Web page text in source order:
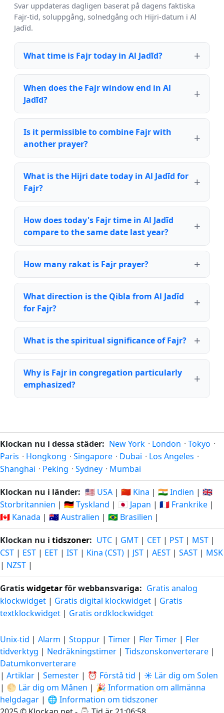
Svar uppdateras dagligen baserat på dagens faktiska
Fajr-tid, soluppgång, solnedgång och Hijri-datum i Al
Jadīd.
What time is Fajr today in Al Jadīd?
When does the Fajr window end in Al
Jadīd?
Is it permissible to combine Fajr with
another prayer?
What is the Hijri date today in Al Jadīd for
Fajr?
How does today's Fajr time in Al Jadīd
compare to the same date last year?
How many rakat is Fajr prayer?
What direction is the Qibla from Al Jadīd
for Fajr?
What is the spiritual significance of Fajr?
Why is Fajr in congregation particularly
emphasized?
Klockan nu i dessa städer: New York · London · Tokyo ·
Paris · Hongkong · Singapore · Dubai · Los Angeles ·
Shanghai · Peking · Sydney · Mumbai
Klockan nu i länder: 🇺🇸 USA | 🇨🇳 Kina | 🇮🇳 Indien | 🇬🇧
Storbritannien | 🇩🇪 Tyskland | 🇯🇵 Japan | 🇫🇷 Frankrike |
🇨🇦 Kanada | 🇦🇺 Australien | 🇧🇷 Brasilien |
Klockan nu i tidszoner: UTC | GMT | CET | PST | MST |
CST | EST | EET | IST | Kina (CST) | JST | AEST | SAST | MSK
| NZST |
Gratiswidgetarför webbansvariga: Gratis analog
klockwidget | Gratis digital klockwidget | Gratis
textklockwidget | Gratis ordklockwidget
Unix-tid | Alarm | Stoppur | Timer | Fler Timer | Fler
tidverktyg | Nedräkningstimer | Tidszonskonverterare |
Datumkonverterare
| Artiklar | Semester | ⏰ Förstå tid | ☀️ Lär dig om Solen
| 🌕 Lär dig om Månen | 🎉 Information om allmänna
helgdagar | 🌐 Information om tidszoner